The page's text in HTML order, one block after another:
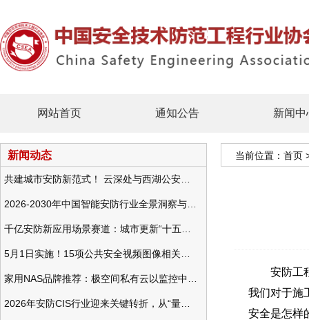
网站首页 通知公告 新闻中
新闻动态 当前位置： 首页
安防工程
我们对于施
安全是怎样